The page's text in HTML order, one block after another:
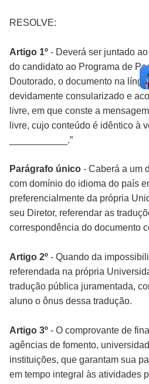
RESOLVE:
Artigo 1º - Deverá ser juntado
do candidato ao Programa de
Doutorado, o documento na
devidamente consularizado e
livre, em que conste a
livre, cujo conteúdo é idêntico à
___________.”
Parágrafo único - Caberá a um
com domínio do idioma do país
preferencialmente da própria
seu Diretor, referendar as
correspondência do documento
Artigo 2º - Quando da
referendada na própria
tradução pública juramentada,
aluno o ônus dessa tradução.
Artigo 3º - O comprovante de
agências de fomento,
instituições, que garantam sua
em tempo integral às atividades